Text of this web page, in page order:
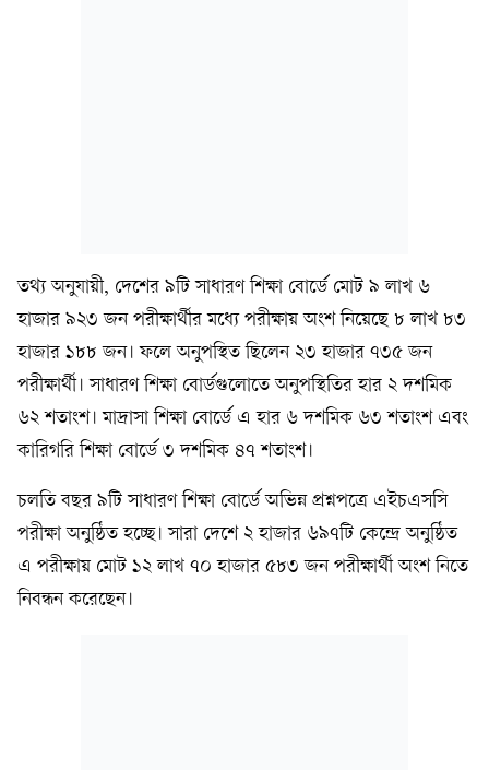
তথ্য অনুযায়ী, দেশের ৯টি সাধারণ শিক্ষা বোর্ডে মোট ৯ লাখ ৬
হাজার ৯২৩ জন পরীক্ষার্থীর মধ্যে পরীক্ষায় অংশ নিয়েছে ৮ লাখ ৮৩
হাজার ১৮৮ জন। ফলে অনুপস্থিত ছিলেন ২৩ হাজার ৭৩৫ জন
পরীক্ষার্থী। সাধারণ শিক্ষা বোর্ডগুলোতে অনুপস্থিতির হার ২ দশমিক
৬২ শতাংশ। মাদ্রাসা শিক্ষা বোর্ডে এ হার ৬ দশমিক ৬৩ শতাংশ এবং
কারিগরি শিক্ষা বোর্ডে ৩ দশমিক ৪৭ শতাংশ।
চলতি বছর ৯টি সাধারণ শিক্ষা বোর্ডে অভিন্ন প্রশ্নপত্রে এইচএসসি
পরীক্ষা অনুষ্ঠিত হচ্ছে। সারা দেশে ২ হাজার ৬৯৭টি কেন্দ্রে অনুষ্ঠিত
এ পরীক্ষায় মোট ১২ লাখ ৭০ হাজার ৫৮৩ জন পরীক্ষার্থী অংশ নিতে
নিবন্ধন করেছেন।